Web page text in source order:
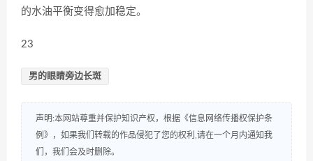
的水油平衡变得愈加稳定。
23
男的眼睛旁边长斑
声明:本网站尊重并保护知识产权，根据《信息网络传播权保护条
例》，如果我们转载的作品侵犯了您的权利,请在一个月内通知我
们，我们会及时删除。